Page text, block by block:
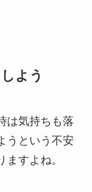
よう
は気持ちも落
うという不安
すよね。